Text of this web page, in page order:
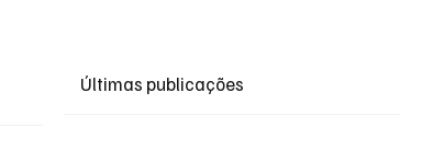
Últimas publicações